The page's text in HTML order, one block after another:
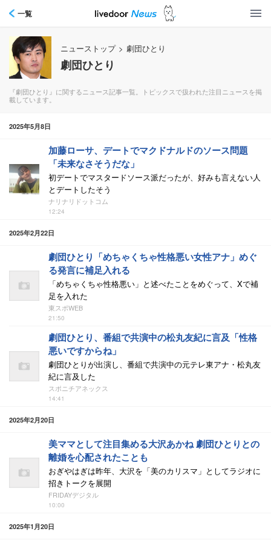
一覧
ニューストップ > 劇団ひとり
劇団ひとり
『劇団ひとり』に関するニュース記事一覧。トピックスで扱われた注目ニュースを掲
載しています。
2025年5月8日
加藤ローサ、デートでマクドナルドのソース問題
「未来なさそうだな」
初デートでマスタードソース派だったが、好みも言えない人
とデートしたそう
ナリナリドットコム
12:24
2025年2月22日
劇団ひとり「めちゃくちゃ性格悪い女性アナ」めぐ
る発言に補足入れる
「めちゃくちゃ性格悪い」と述べたことをめぐって、Xで補
足を入れた
東スポWEB
21:50
劇団ひとり、番組で共演中の松丸友紀に言及「性格
悪いですからね」
劇団ひとりが出演し、番組で共演中の元テレ東アナ・松丸友
紀に言及した
スポニチアネックス
14:41
2025年2月20日
美ママとして注目集める大沢あかね 劇団ひとりとの
離婚を心配されたことも
おぎやはぎは昨年、大沢を「美のカリスマ」としてラジオに
招きトークを展開
FRIDAYデジタル
10:00
2025年1月20日